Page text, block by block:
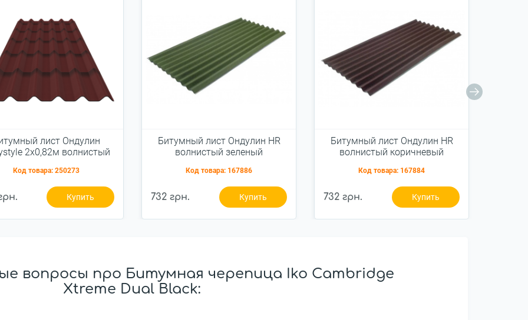
лист Ондулин
2x0,82м волнистый
Код товара: 250273
Купить
Битумный лист Ондулин HR
волнистый зеленый
Код товара: 167886
732 грн. Купить
Битумный лист Ондулин HR
волнистый коричневый
Код товара: 167884
732 грн. Купить
вопросы про Битумная черепица Iko Cambridge
Xtreme Dual Black: